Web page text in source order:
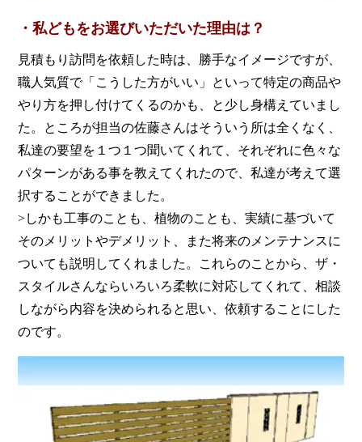
・私どもをお選びいただいた理由は？
見積もり訪問を依頼した時は、勝手なイメージですが、
職人気質で「こうした方がいい」といって特定の商品や
やり方を押し付けてくるのかも、と少し身構えていまし
た。ところが担当の佐藤さんはそういう所は全くなく、
私達の要望を１つ１つ聞いてくれて、それぞれに色々な
パターンがある事を教えてくれたので、私達が考えて選
択することができました。
>しかも工事のことも、植物のことも、実績に基づいて
そのメリットやデメリット、また将来のメンテナンスに
ついても説明してくれました。これらのことから、ザ・
スタイルさんならいろいろ柔軟に対応してくれて、相談
しながら内容を決められると思い、依頼することにした
のです。